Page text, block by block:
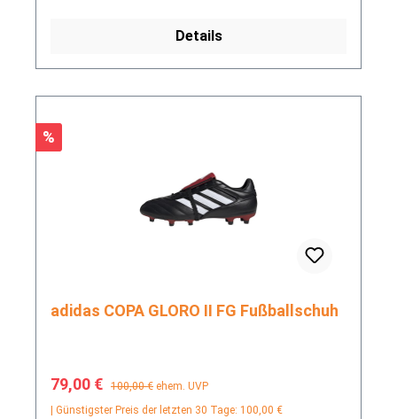
Details
Rabatt
%
adidas COPA GLORO II FG Fußballschuh
Verkaufspreis:
79,00 € Regulärer Preis:
100,00 € ehem. UVP
| Günstigster Preis der letzten 30 Tage: 100,00 €